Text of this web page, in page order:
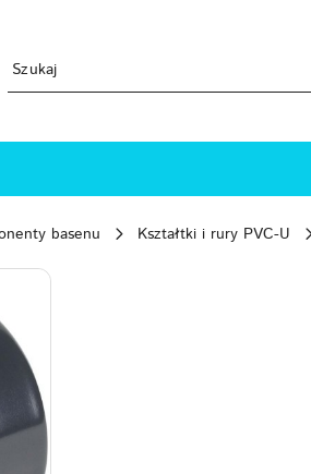
basenu Kształtki i rury PVC-U